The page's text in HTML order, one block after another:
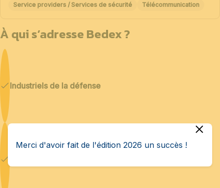
Service providers / Services de sécurité Télécommunication
À qui s’adresse Bedex ?
Industriels de la défense
Merci d'avoir fait de l'édition 2026 un succès !